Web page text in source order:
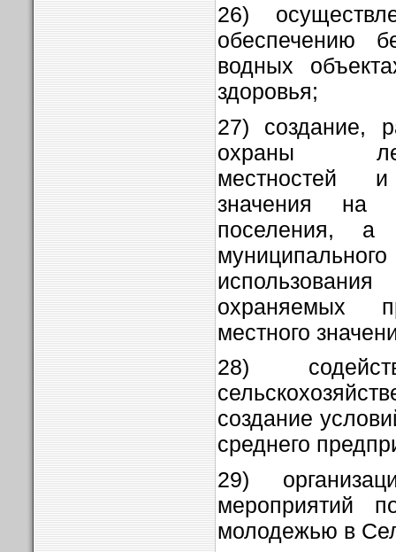
26)
обеспечению
водных
здоровья;
27) создание,
охраны
местностей
значения на
поселения, а
охраняемых
местного
28)
создание
среднего
29)
мероприятий
молодежью в